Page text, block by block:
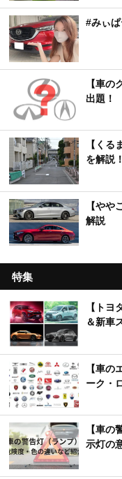
#みぃ
【車の
出題！
【く
を解説！
【や
解説
特集
【トヨ
＆新車
【車
ーク・
【車
示灯の